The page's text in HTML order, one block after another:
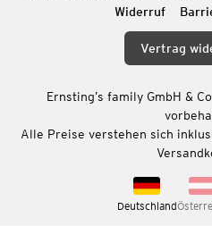
Widerruf
Vertrag
Ernsting’s family GmbH &
Alle Preise verstehen sich
Deutschland